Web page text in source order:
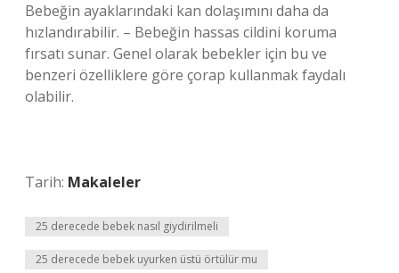
Bebeğin ayaklarındaki kan dolaşımını daha da
hızlandırabilir. – Bebeğin hassas cildini koruma
fırsatı sunar. Genel olarak bebekler için bu ve
benzeri özelliklere göre çorap kullanmak faydalı
olabilir.
Tarih: Makaleler
25 derecede bebek nasıl giydirilmeli
25 derecede bebek uyurken üstü örtülür mu